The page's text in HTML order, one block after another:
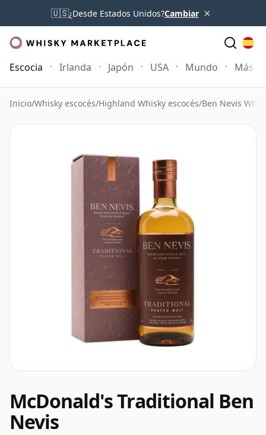
🇺🇸¿Desde Estados Unidos?Cambiar ×
Escocia Irlanda Japón USA Mundo Más
Inicio/Whisky escocés/Highland Whisky escocés/Ben Nevis
McDonald's Traditional Ben
Nevis